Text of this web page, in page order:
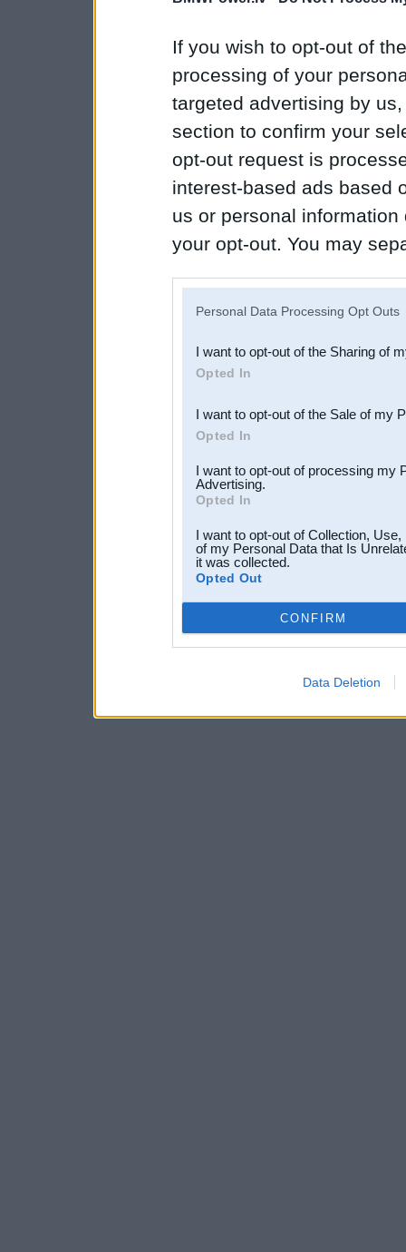
If you wish to opt-out of
processing of your
targeted advertising by
section to confirm your
opt-out request is
interest-based ads based
us or personal
your opt-out. You may
Downstream Participants
third parties.
Personal Data Processing Opt Outs
I want to opt-out of the Sharing of
Opted In
I want to opt-out of the Sale of my
Opted In
I want to opt-out of processing my
Advertising.
Opted In
I want to opt-out of Collection,
of my Personal Data that Is
it was collected.
Opted Out
CONFIRM
Data Deletion